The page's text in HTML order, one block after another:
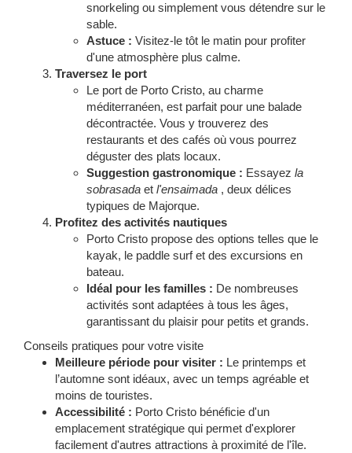
snorkeling ou simplement vous détendre sur le
sable.
Astuce : Visitez-le tôt le matin pour profiter
d'une atmosphère plus calme.
Traversez le port
Le port de Porto Cristo, au charme
méditerranéen, est parfait pour une balade
décontractée. Vous y trouverez des
restaurants et des cafés où vous pourrez
déguster des plats locaux.
Suggestion gastronomique : Essayez la
sobrasada et l'ensaimada , deux délices
typiques de Majorque.
Profitez des activités nautiques
Porto Cristo propose des options telles que le
kayak, le paddle surf et des excursions en
bateau.
Idéal pour les familles : De nombreuses
activités sont adaptées à tous les âges,
garantissant du plaisir pour petits et grands.
Conseils pratiques pour votre visite
Meilleure période pour visiter : Le printemps et
l’automne sont idéaux, avec un temps agréable et
moins de touristes.
Accessibilité : Porto Cristo bénéficie d'un
emplacement stratégique qui permet d'explorer
facilement d'autres attractions à proximité de l'île.